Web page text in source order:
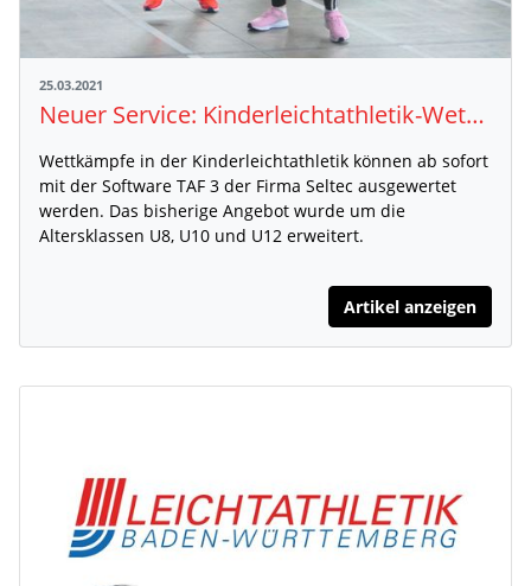
25.03.2021
Neuer Service: Kinderleichtathletik-Wettkämpfe ab sofort digital auswertbar
Wettkämpfe in der Kinderleichtathletik können ab sofort
mit der Software TAF 3 der Firma Seltec ausgewertet
werden. Das bisherige Angebot wurde um die
Altersklassen U8, U10 und U12 erweitert.
Artikel anzeigen